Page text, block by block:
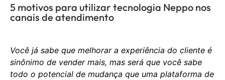
5 motivos para utilizar tecnologia Neppo nos
canais de atendimento
Você já sabe que melhorar a experiência do cliente é
sinônimo de vender mais, mas será que você sabe
todo o potencial de mudança que uma plataforma de